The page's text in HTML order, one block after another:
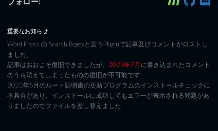
重要なお知らせ
Word Press の Search Regexと言うPluginで記事及びコメントがロストし
ました。
記事はおおよそ復旧できましたが、 2023年7月に書き込まれたコメント
のうち消えてしまったものの復旧が不可能です
2023年5月のルート証明書の更新プログラムのインストールチェックに
不具合があり、インストールに成功してもエラーが表示される問題があ
りましたのでファイルを差し替えました